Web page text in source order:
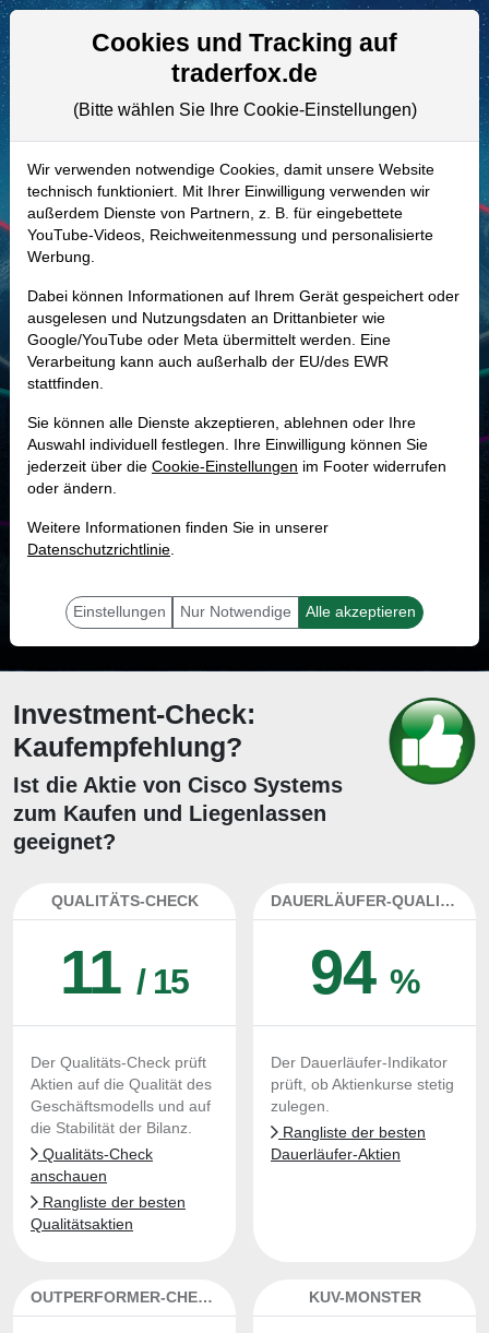
Aktien- und Artikelsuche
878841 | CSCO–Cisco Systems
Aktie
Realtime-Aktienkurs:
- - -
-
Marktkapitalisierung 478,61 Mrd. USD
Unternehmenswert
Umsatz 56,65 Mrd. USD
88.7 %
mit dieser Aktie erfolgreich sein.
Investment-Check:
Kaufempfehlung?
Ist die Aktie von Cisco Systems
zum Kaufen und Liegenlassen
geeignet?
QUALITÄTS-CHECK
11/ 15
Der Qualitäts-Check prüft
Aktien auf die Qualität des
Geschäftsmodells und auf
die Stabilität der Bilanz.
Qualitäts-Check
anschauen
Rangliste der besten
Qualitätsaktien
DAUERLÄUFER-QUALITÄTEN
94%
Der Dauerläufer-Indikator
prüft, ob Aktienkurse stetig
zulegen.
Rangliste der besten
Dauerläufer-Aktien
OUTPERFORMER-CHECK KUV-MONSTER
Cookies und Tracking auf
traderfox.de
(Bitte wählen Sie Ihre Cookie-Einstellungen)
Wir verwenden notwendige Cookies, damit unsere Website
technisch funktioniert. Mit Ihrer Einwilligung verwenden wir
außerdem Dienste von Partnern, z. B. für eingebettete
YouTube-Videos, Reichweitenmessung und personalisierte
Werbung.
Dabei können Informationen auf Ihrem Gerät gespeichert oder
ausgelesen und Nutzungsdaten an Drittanbieter wie
Google/YouTube oder Meta übermittelt werden. Eine
Verarbeitung kann auch außerhalb der EU/des EWR
stattfinden.
Sie können alle Dienste akzeptieren, ablehnen oder Ihre
Auswahl individuell festlegen. Ihre Einwilligung können Sie
jederzeit über die Cookie-Einstellungen im Footer widerrufen
oder ändern.
Weitere Informationen finden Sie in unserer
Datenschutzrichtlinie.
Einstellungen Nur Notwendige Alle akzeptieren